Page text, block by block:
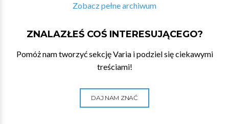
Zobacz pełne archiwum
ZNALAZŁEŚ COŚ INTERESUJĄCEGO?
Pomóż nam tworzyć sekcję Varia i podziel się ciekawymi
treściami!
DAJ NAM ZNAĆ